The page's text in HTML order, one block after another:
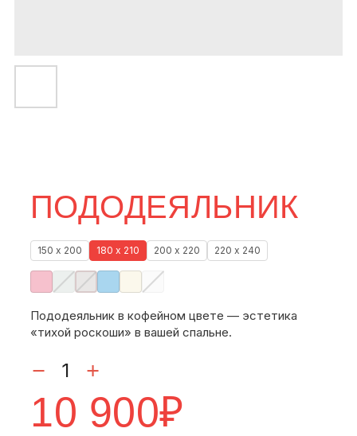
ПОДОДЕЯЛЬНИК
150 х 200 180 х 210 200 х 220 220 х 240
Пододеяльник в кофейном цвете — эстетика
«тихой роскоши» в вашей спальне.
10 900₽